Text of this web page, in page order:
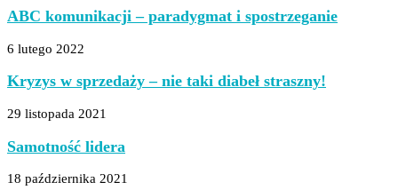
ABC komunikacji – paradygmat i spostrzeganie
6 lutego 2022
Kryzys w sprzedaży – nie taki diabeł straszny!
29 listopada 2021
Samotność lidera
18 października 2021